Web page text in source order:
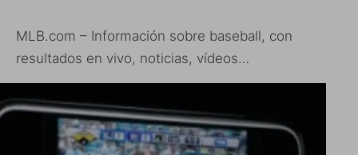
MLB.com – Información sobre baseball, con
resultados en vivo, noticias, vídeos…